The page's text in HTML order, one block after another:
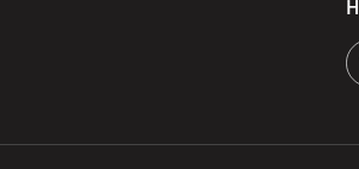
индустриальный парк
ООО БелЭВМ,222205,
Белорусский